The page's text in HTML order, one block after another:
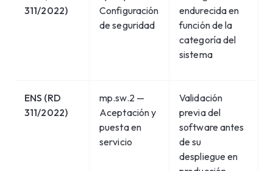
311/2022)
Configuración
de seguridad
endurecida en
función de la
categoría del
sistema
ENS (RD
311/2022)
mp.sw.2 —
Aceptación y
puesta en
servicio
Validación
previa del
software antes
de su
despliegue en